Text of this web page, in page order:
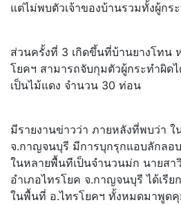
แต่ไม่พบตัวเจ้าของบ้านรวมทั้
ส่วนครั้งที่ 3 เกิดขึ้นที่บ้านยางโทน
โยคฯ สามารถจับกุมตัวผู้กระทำผิด
เป็นไม้แดง จำนวน 30 ท่อน
มีรายงานข่าวว่า ภายหลังที่พบว่า
จ.กาญจนบุรี มีการบุกรุกแอบลักลอ
ในหลายพื้นทีเป็นจำนวนม่ก นายสา
อำเภอไทรโยค จ.กาญจนบุรี ได้เรี
ในพื้นที่ อ.ไทรโยคฯ ทั้งหมดมาพูด